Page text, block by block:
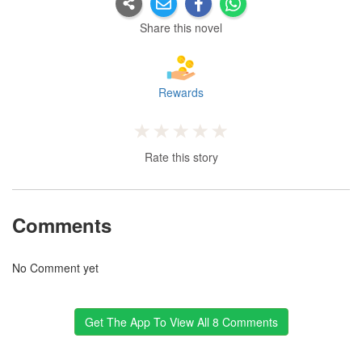
Share this novel
Rewards
Rate this story
Comments
No Comment yet
Get The App To View All 8 Comments